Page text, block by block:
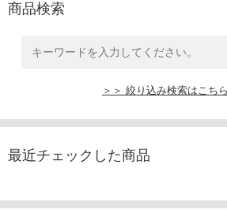
商品検索
＞＞ 絞り込み検索はこち
最近チェックした商品